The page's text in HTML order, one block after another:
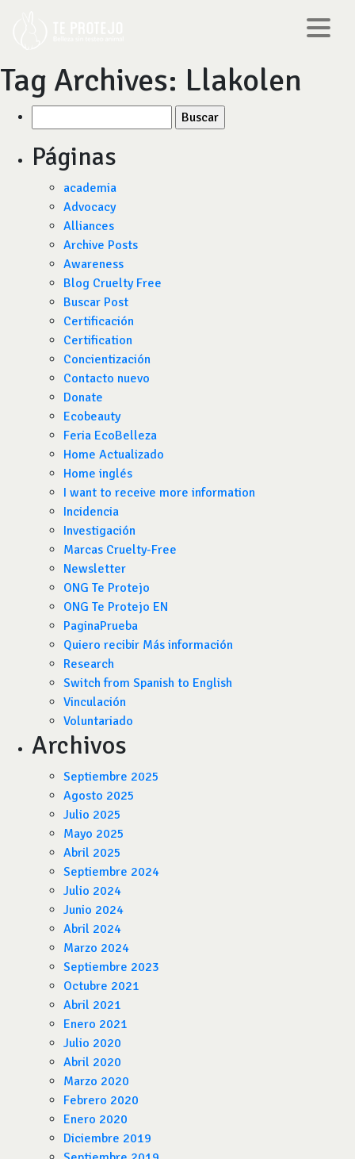
Tag Archives: Llakolen
por:
Páginas
academia
Advocacy
Alliances
Archive Posts
Awareness
Blog Cruelty Free
Buscar Post
Certificación
Certification
Concientización
Contacto nuevo
Donate
Ecobeauty
Feria EcoBelleza
Home Actualizado
Home inglés
I want to receive more information
Incidencia
Investigación
Marcas Cruelty-Free
Newsletter
ONG Te Protejo
ONG Te Protejo EN
PaginaPrueba
Quiero recibir Más información
Research
Switch from Spanish to English
Vinculación
Voluntariado
Archivos
Septiembre 2025
Agosto 2025
Julio 2025
Mayo 2025
Abril 2025
Septiembre 2024
Julio 2024
Junio 2024
Abril 2024
Marzo 2024
Septiembre 2023
Octubre 2021
Abril 2021
Enero 2021
Julio 2020
Abril 2020
Marzo 2020
Febrero 2020
Enero 2020
Diciembre 2019